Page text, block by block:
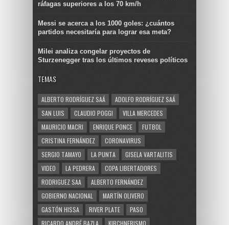
ráfagas superiores a los 70 km/h
Messi se acerca a los 1000 goles: ¿cuántos
partidos necesitaría para lograr esa meta?
Milei analiza congelar proyectos de
Sturzenegger tras los últimos reveses políticos
TEMAS
ALBERTO RODRÍGUEZ SAÁ
ADOLFO RODRÍGUEZ SAÁ
SAN LUIS
CLAUDIO POGGI
VILLA MERCEDES
MAURICIO MACRI
ENRIQUE PONCE
FUTBOL
CRISTINA FERNÁNDEZ
CORONAVIRUS
SERGIO TAMAYO
LA PUNTA
GISELA VARTALITIS
VIDEO
LA PEDRERA
COPA LIBERTADORES
RODRIGUEZ SAA
ALBERTO FERNÁNDEZ
GOBIERNO NACIONAL
MARTÍN OLIVERO
GASTÓN HISSA
RIVER PLATE
PASO
RICARDO ANDRÉ BAZLA
KIRCHNERISMO